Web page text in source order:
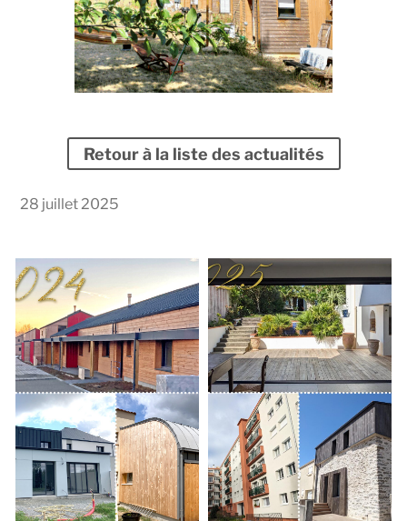
Retour à la liste des actualités
28 juillet 2025